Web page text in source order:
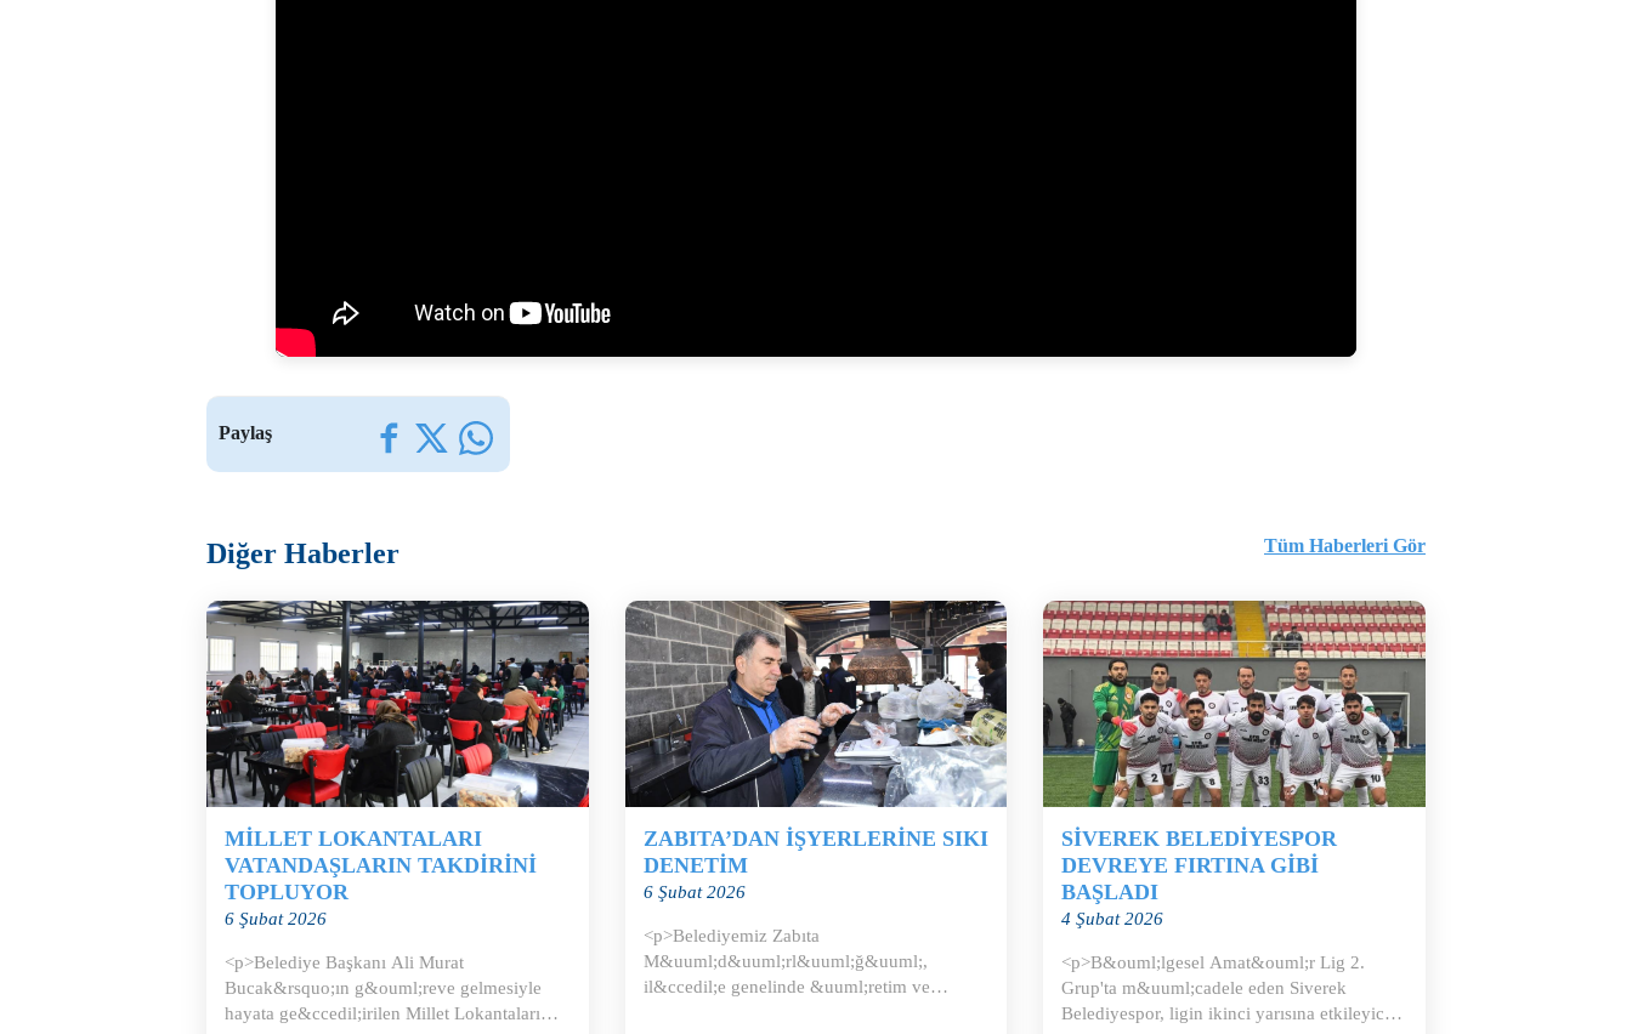
Paylaş
Diğer Haberler Tüm Haberleri Gör
MİLLET LOKANTALARI
VATANDAŞLARIN TAKDİRİNİ
TOPLUYOR
6 Şubat 2026
<p>Belediye Başkanı Ali Murat
Bucak&rsquo;ın g&ouml;reve gelmesiyle
hayata ge&ccedil;irilen Millet Lokantaları
ZABITA’DAN İŞYERLERİNE SIKI
DENETİM
6 Şubat 2026
<p>Belediyemiz Zabıta
M&uuml;d&uuml;rl&uuml;ğ&uuml;,
il&ccedil;e genelinde &uuml;retim ve
SİVEREK BELEDİYESPOR
DEVREYE FIRTINA GİBİ
BAŞLADI
4 Şubat 2026
<p>B&ouml;lgesel Amat&ouml;r Lig 2.
Grup'ta m&uuml;cadele eden Siverek
Belediyespor, ligin ikinci yarısına etkileyici